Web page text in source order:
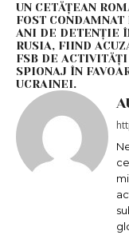
UN CETĂȚEAN
FOST CONDAMNAT
ANI DE DETENȚIE
RUSIA, FIIND
FSB DE ACTIVITĂȚI
SPIONAJ ÎN
UCRAINEI.